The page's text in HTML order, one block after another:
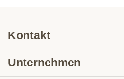
Kontakt
Unternehmen